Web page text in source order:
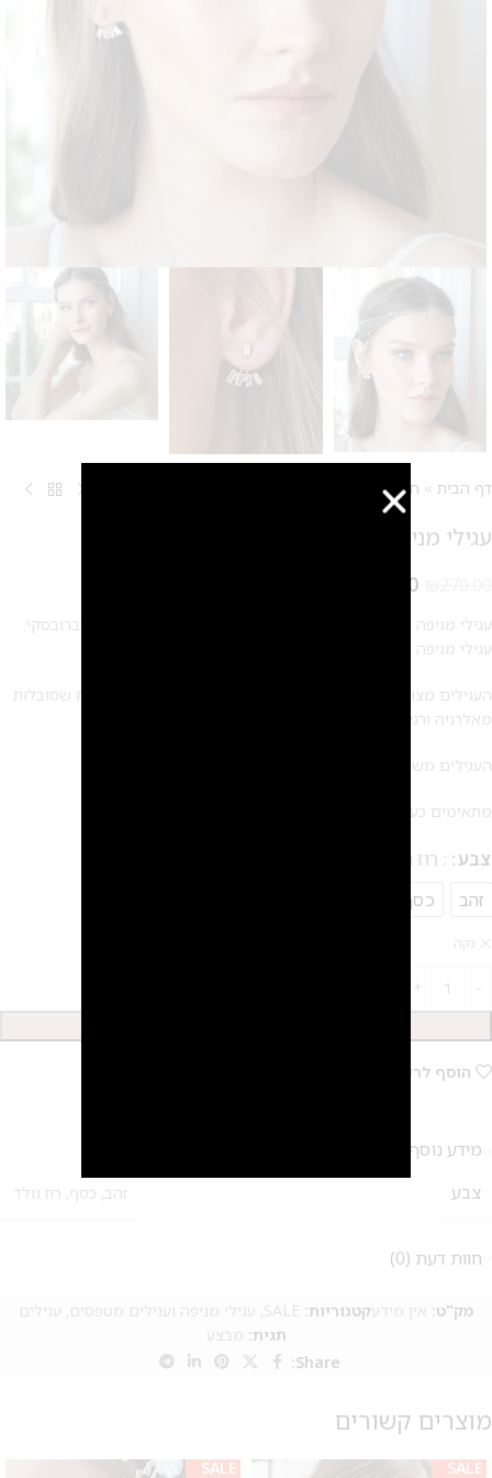
דף הבית » חנות»
עגילי מניפה באגטים – Ear jacket
250.00
עגילי מניפה באגטים – Ear jacket מאבני קריסטל מלבניים של סברובסקי.
עגילי מניפה עדינים ביותר אך עם זאת מיוחדים ובעלי נוכחות.
העגילים מצופים בזהב 14 קראט/ כסף – ללא ניקל, במיוחד לבנות שסובלות
מאלרגיה ורגישות באזניים.
העגילים משובצים באבני קריסטל מבית SWAROVSKI
מתאימים כעגילים לכלה וגם כעגילים לשימוש יומיומי
צבע : רוז גולד
זהב
כסף
נקה
הוסף לרשימת המשאלות
מידע נוסף
צבע
זהב, כסף, רוז גולד
חוות דעת (0)
מק"ט: אין מידעקטגוריות: SALE
, עגילי מניפה ועגילים מטפסים, עגילים
תגית: מבצע
Share:
מוצרים קשורים
SALE
SALE